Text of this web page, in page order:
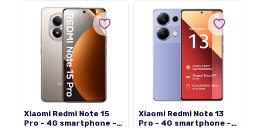
Xiaomi Redmi Note 15
Pro - 4G smartphone -
Xiaomi Redmi Note 13
Pro - 4G smartphone -